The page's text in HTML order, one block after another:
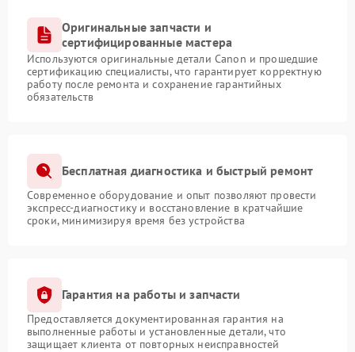
Оригинальные запчасти и
сертифицированные мастера
Используются оригинальные детали Canon и прошедшие
сертификацию специалисты, что гарантирует корректную
работу после ремонта и сохранение гарантийных
обязательств
Бесплатная диагностика и быстрый ремонт
Современное оборудование и опыт позволяют провести
экспресс-диагностику и восстановление в кратчайшие
сроки, минимизируя время без устройства
Гарантия на работы и запчасти
Предоставляется документированная гарантия на
выполненные работы и установленные детали, что
защищает клиента от повторных неисправностей